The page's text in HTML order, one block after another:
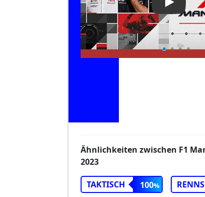
Play
Ähnlichkeiten zwischen F1
2023
TAKTISCH 100